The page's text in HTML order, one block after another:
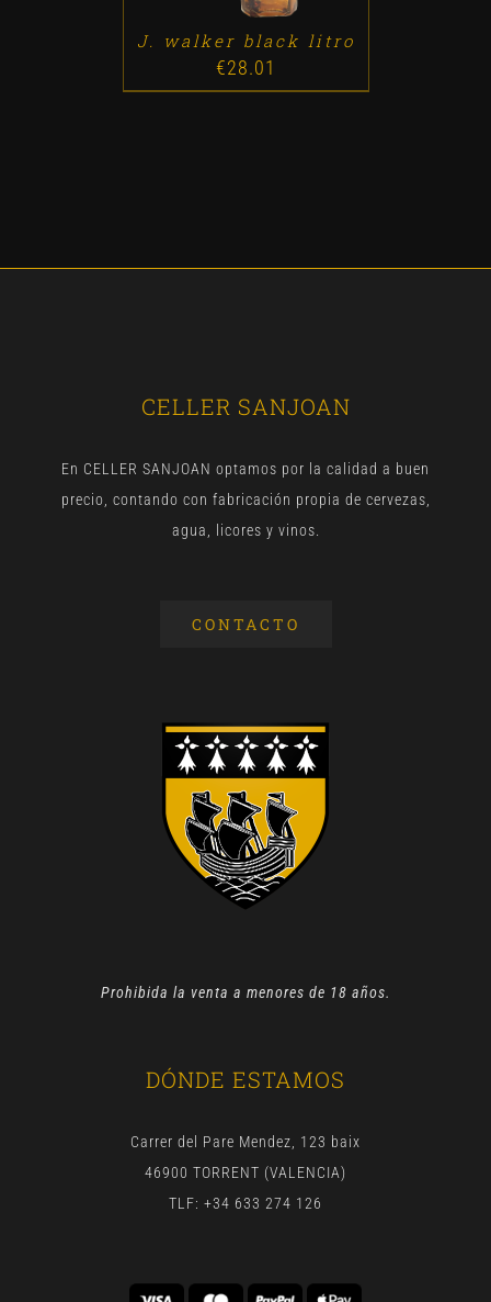
J. walker black litro
€28.01
CELLER SANJOAN
En CELLER SANJOAN optamos por la calidad a buen
precio, contando con fabricación propia de cervezas,
agua, licores y vinos.
CONTACTO
Prohibida la venta a menores de 18 años.
DÓNDE ESTAMOS
Carrer del Pare Mendez, 123 baix
46900 TORRENT (VALENCIA)
TLF: +34 633 274 126